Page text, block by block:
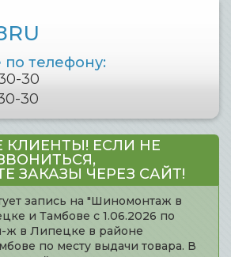
по телефону:
30
30
ЕСЛИ НЕ
ЗАКАЗЫ ЧЕРЕЗ САЙТ!
запись на "Шиномонтаж в
и Тамбове с 1.06.2026 по
ж в Липецке в районе
по месту выдачи товара. В